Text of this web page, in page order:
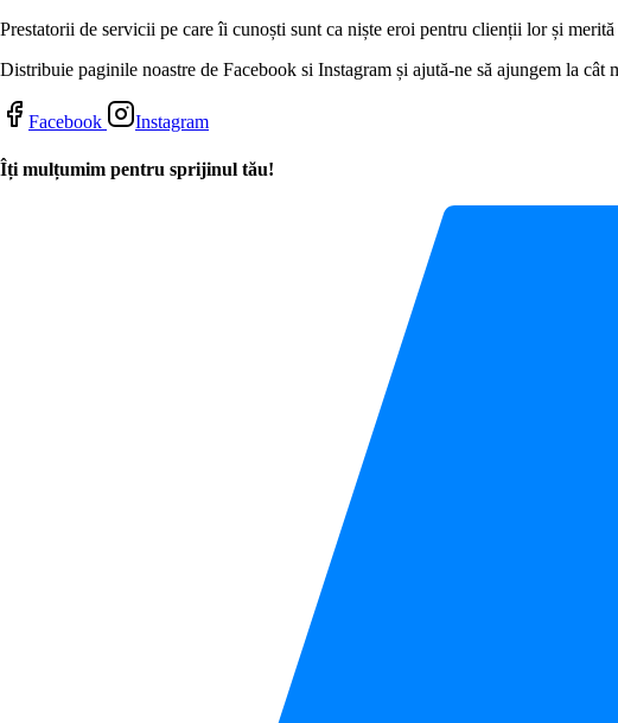
Prestatorii de servicii pe care îi cunoști sunt ca niște eroi pentru clienții lor și
Distribuie paginile noastre de Facebook si Instagram și ajută-ne să ajungem la cât
Facebook Instagram
Îți mulțumim pentru sprijinul tău!